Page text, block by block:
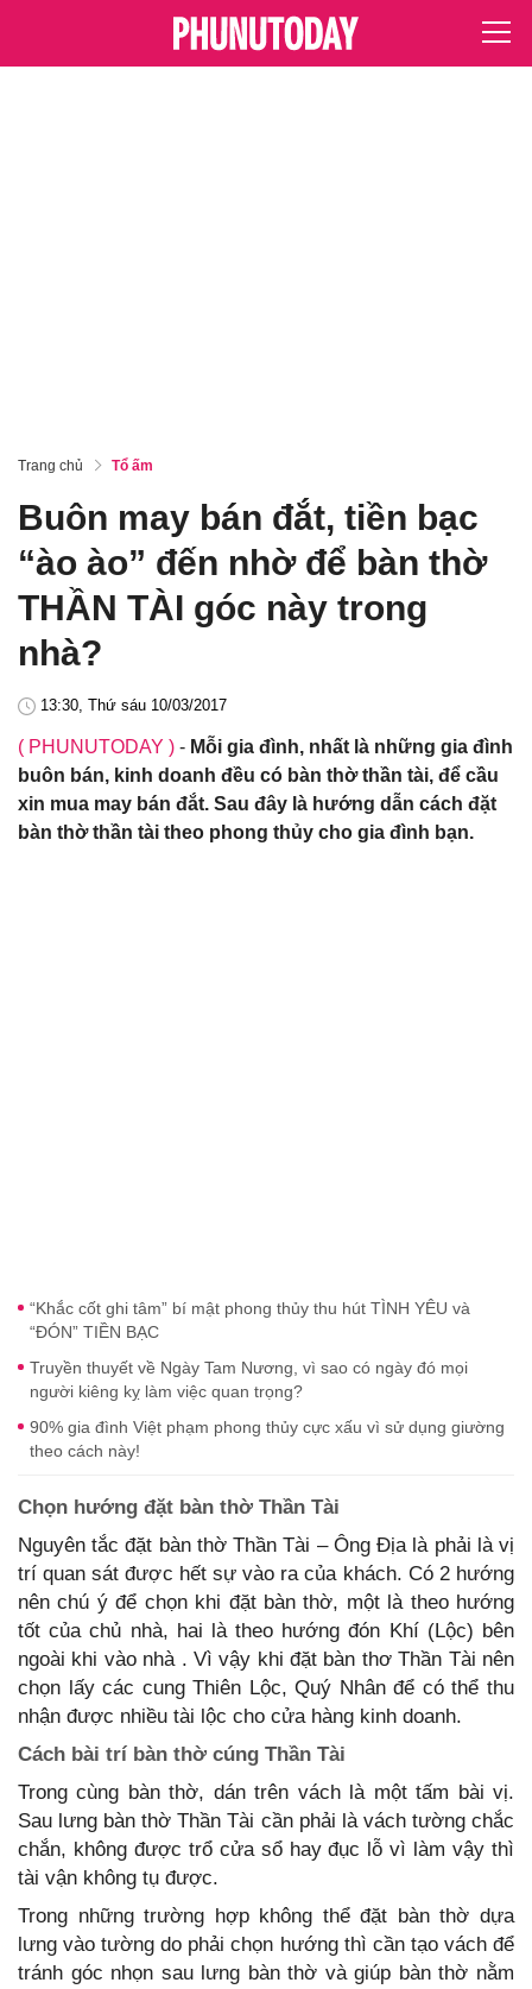
Trang chủ Tổ ấm
Buôn may bán đắt, tiền bạc
“ào ào” đến nhờ để bàn thờ
THẦN TÀI góc này trong
nhà?
13:30, Thứ sáu 10/03/2017
( PHUNUTODAY ) - Mỗi gia đình, nhất là những gia đình
buôn bán, kinh doanh đều có bàn thờ thần tài, để cầu
xin mua may bán đắt. Sau đây là hướng dẫn cách đặt
bàn thờ thần tài theo phong thủy cho gia đình bạn.
“Khắc cốt ghi tâm” bí mật phong thủy thu hút TÌNH YÊU và
“ĐÓN” TIỀN BẠC
Truyền thuyết về Ngày Tam Nương, vì sao có ngày đó mọi
người kiêng kỵ làm việc quan trọng?
90% gia đình Việt phạm phong thủy cực xấu vì sử dụng giường
theo cách này!
Chọn hướng đặt bàn thờ Thần Tài
Nguyên tắc đặt bàn thờ Thần Tài – Ông Địa là phải là vị
trí quan sát được hết sự vào ra của khách. Có 2 hướng
nên chú ý để chọn khi đặt bàn thờ, một là theo hướng
tốt của chủ nhà, hai là theo hướng đón Khí (Lộc) bên
ngoài khi vào nhà . Vì vậy khi đặt bàn thơ Thần Tài nên
chọn lấy các cung Thiên Lộc, Quý Nhân để có thể thu
nhận được nhiều tài lộc cho cửa hàng kinh doanh.
Cách bài trí bàn thờ cúng Thần Tài
Trong cùng bàn thờ, dán trên vách là một tấm bài vị.
Sau lưng bàn thờ Thần Tài cần phải là vách tường chắc
chắn, không được trổ cửa sổ hay đục lỗ vì làm vậy thì
tài vận không tụ được.
Trong những trường hợp không thể đặt bàn thờ dựa
lưng vào tường do phải chọn hướng thì cần tạo vách để
tránh góc nhọn sau lưng bàn thờ và giúp bàn thờ nằm